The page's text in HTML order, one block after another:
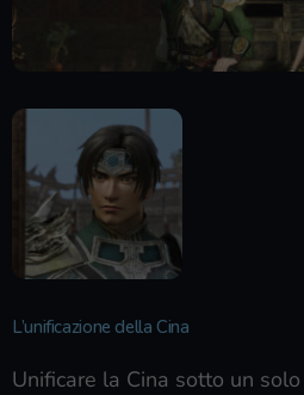
L’unificazione della Cina
Unificare la Cina sotto un